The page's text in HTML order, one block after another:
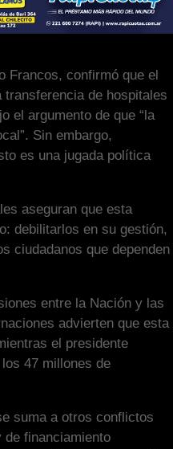
Francos, confirmó que el
de hospitales
el argumento de que “la
Sin embargo,
es una jugada política
aseguran que esta
debilitarlos en su gestión,
ciudadanos que dependen
entre la Nación y las
advierten que esta
el presidente
47 millones de
suma a otros conflictos
financiamiento